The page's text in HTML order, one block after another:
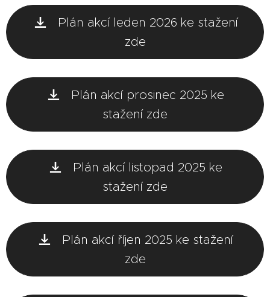
Plán akcí leden 2026 ke stažení
zde
Plán akcí prosinec 2025 ke
stažení zde
Plán akcí listopad 2025 ke
stažení zde
Plán akcí říjen 2025 ke stažení
zde